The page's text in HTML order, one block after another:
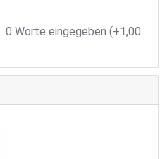
0 Worte eingegeben (+1,00